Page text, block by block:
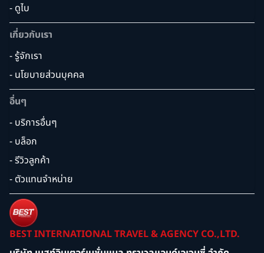
- ดูไบ
เกี่ยวกับเรา
- รู้จักเรา
- นโยบายส่วนบุคคล
อื่นๆ
- บริการอื่นๆ
- บล็อก
- รีวิวลูกค้า
- ตัวแทนจำหน่าย
BEST INTERNATIONAL TRAVEL & AGENCY CO.,LTD.